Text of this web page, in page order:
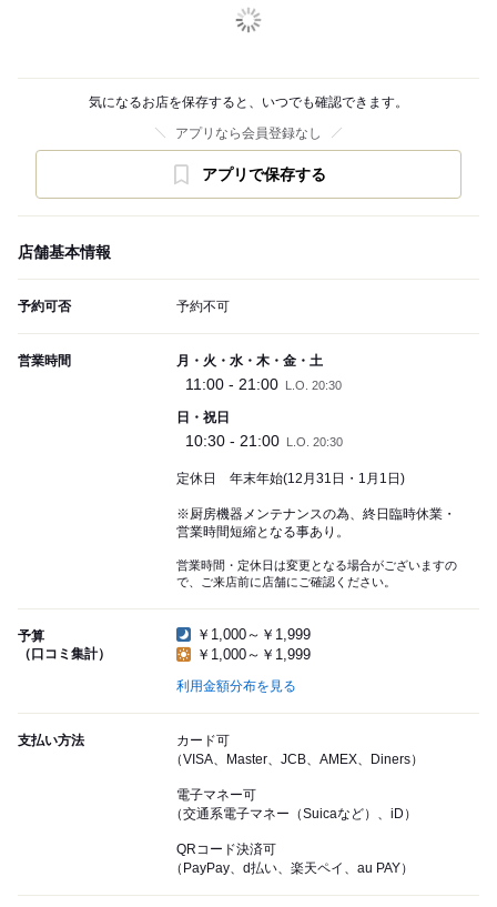
気になるお店を保存すると、いつでも確認できます。
アプリなら会員登録なし
アプリで保存する
店舗基本情報
予約可否 予約不可
営業時間 月・火・水・木・金・土
11:00 - 21:00 L.O. 20:30
日・祝日
10:30 - 21:00 L.O. 20:30
定休日 年末年始(12月31日・1月1日)
※厨房機器メンテナンスの為、終日臨時休業・
営業時間短縮となる事あり。
営業時間・定休日は変更となる場合がございますの
で、ご来店前に店舗にご確認ください。
予算
（口コミ集計）
￥1,000～￥1,999
￥1,000～￥1,999
利用金額分布を見る
支払い方法
カード可
（VISA、Master、JCB、AMEX、Diners）
電子マネー可
（交通系電子マネー（Suicaなど）、iD）
QRコード決済可
（PayPay、d払い、楽天ペイ、au PAY）